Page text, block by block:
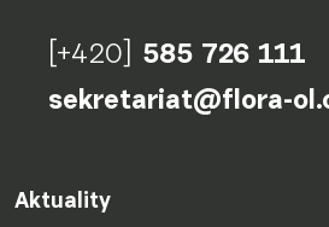
[+420]
585 726 111
sekretariat@flora-
Aktuality